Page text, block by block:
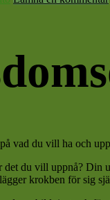
vad du vill ha och
du vill uppnå? Din
krokben för sig